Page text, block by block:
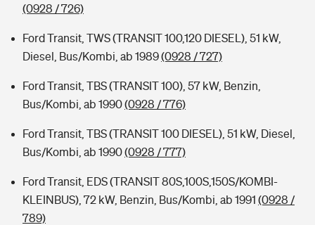
(0928 / 726)
Ford Transit, TWS (TRANSIT 100,120 DIESEL), 51 kW,
Diesel, Bus/Kombi, ab 1989(0928 / 727)
Ford Transit, TBS (TRANSIT 100), 57 kW, Benzin,
Bus/Kombi, ab 1990(0928 / 776)
Ford Transit, TBS (TRANSIT 100 DIESEL), 51 kW, Diesel,
Bus/Kombi, ab 1990(0928 / 777)
Ford Transit, EDS (TRANSIT 80S,100S,150S/KOMBI-
KLEINBUS), 72 kW, Benzin, Bus/Kombi, ab 1991 (0928 /
789)